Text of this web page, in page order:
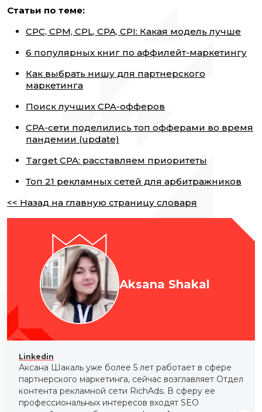
Статьи по теме:
CPC, CPM, CPL, CPA, CPI: Какая модель лучше
6 популярных книг по аффилейт-маркетингу
Как выбрать нишу для партнерского
маркетинга
Поиск лучших CPA-офферов
CPA-сети поделились топ офферами во время
пандемии (update)
Target CPA: расставляем приоритеты
Топ 21 рекламных сетей для арбитражников
<< Назад на главную страницу словаря
Aksana Shakal
Linkedin
Аксана Шакаль уже более 5 лет работает в сфере
партнерского маркетинга, сейчас возглавляет Отдел
контента рекламной сети RichAds. В сферу ее
профессиональных интересов входят SEO